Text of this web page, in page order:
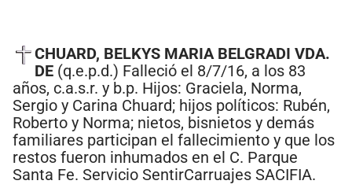
CHUARD, BELKYS MARIA BELGRADI VDA.
DE (q.e.p.d.) Falleció el 8/7/16, a los 83
años, c.a.s.r. y b.p. Hijos: Graciela, Norma,
Sergio y Carina Chuard; hijos políticos: Rubén,
Roberto y Norma; nietos, bisnietos y demás
familiares participan el fallecimiento y que los
restos fueron inhumados en el C. Parque
Santa Fe. Servicio SentirCarruajes SACIFIA.